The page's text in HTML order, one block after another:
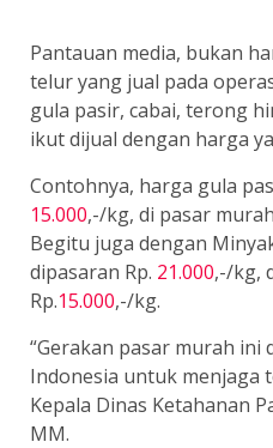
Pantauan media, bukan
telur yang jual pada
gula pasir, cabai, terong
ikut dijual dengan harga
Contohnya, harga gula
15.000,-/kg, di pasar
Begitu juga dengan
dipasaran Rp. 21.000,-/kg,
Rp.15.000,-/kg.
“Gerakan pasar murah ini
Indonesia untuk menjaga
Kepala Dinas Ketahanan
MM.